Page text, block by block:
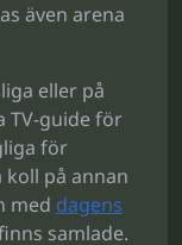
även arena
eller på
TV-guide för
för
på annan
med dagens
samlade.